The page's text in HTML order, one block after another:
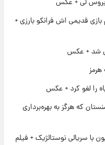
ظاهر شد
بروس لی + عکس
قدیمی اش فرانکو بارزی +
شد + عکس
هرمز
را لغو کرد + عکس
که هرگز به بهره‌برداری
با سریالی نوستالژیک + فیلم